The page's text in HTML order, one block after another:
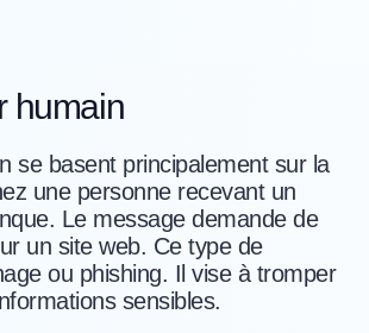
humain
se basent principalement sur la
une personne recevant un
Le message demande de
un site web. Ce type de
ou phishing. Il vise à tromper
sensibles.